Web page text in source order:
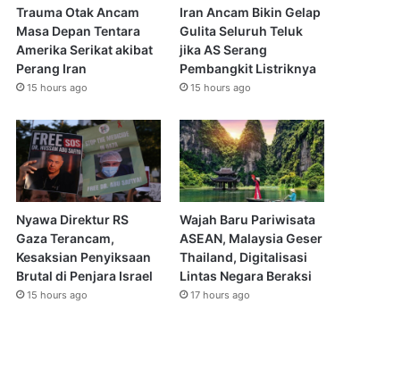
Trauma Otak Ancam
Masa Depan Tentara
Amerika Serikat akibat
Perang Iran
15 hours ago
Iran Ancam Bikin Gelap
Gulita Seluruh Teluk
jika AS Serang
Pembangkit Listriknya
15 hours ago
Nyawa Direktur RS
Gaza Terancam,
Kesaksian Penyiksaan
Brutal di Penjara Israel
15 hours ago
Wajah Baru Pariwisata
ASEAN, Malaysia Geser
Thailand, Digitalisasi
Lintas Negara Beraksi
17 hours ago